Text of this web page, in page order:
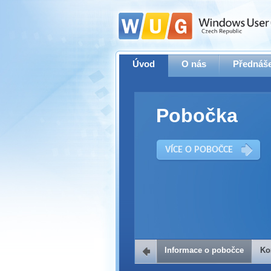
Úvod O nás
Pobočka
VÍCE O POBOČCE
Kontakt na
Informace o pobočce